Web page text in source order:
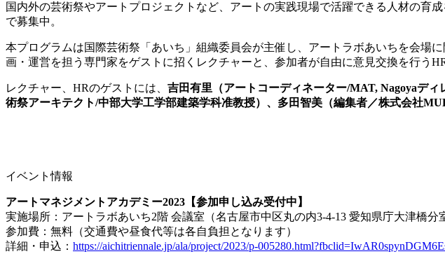
国内外の芸術祭やアートプロジェクトなど、アートの実践現場で活躍できる人材の育
で募集中。
本プログラムは国際芸術祭「あいち」組織委員会が主催し、アートラボあいちを会場
画・運営を担う専門家をゲストに招くレクチャーと、参加者が自由に意見交換を行う
レクチャー、HRのゲストには、 吉田有里（アートコーディネーター/MAT, Nagoyaデ
術祭アーキテクト/中部大学工学部建築学科准教授）、多田智美（編集者／株式会社
イベント情報
アートマネジメントアカデミー2023【参加申し込み受付中】
実施場所：アートラボあいち2階 会議室（名古屋市中区丸の内3-4-13 愛知県庁大津橋分
参加費：無料（交通費や昼食代等は各自負担となります）
詳細・申込： https://aichitriennale.jp/ala/project/2023/p-